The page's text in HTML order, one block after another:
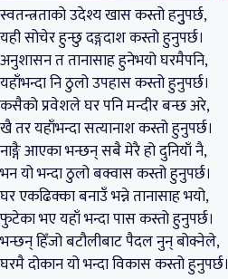
स्वतन्त्रताको उदेश्य खास कस्तो हनुुपर्छ,
यही सोचेर हुन्छु दङ्गदाश कस्तो हुनुपर्छ।
अनुशासन त तानासाह हुनेभयो घरमैपनि,
यहाँभन्दा नि ठुलो उपहास कस्तो हुनुपर्छ।
कसैको प्रवेशले घर पनि मन्दीर बन्छ अरे,
खै तर यहाँभन्दा सत्यानाश कस्तो हुनुपर्छ।
नाङ्गै आएका भन्छन् सबै मेरै हो दुनियाँ नै,
भन यो भन्दा ठुलो बक्वास कस्तो हुनुपर्छ।
घर एकढिक्का बनाउँ भन्ने तानासाह भयो,
फुटेका भए यहाँ भन्दा पास कस्तो हुनुपर्छ।
भन्छन् हिँजो बटौलीबाट पैदल नुन् बोक्नेले,
घरमै दोकान यो भन्दा विकास कस्तो हुनुपर्छ।